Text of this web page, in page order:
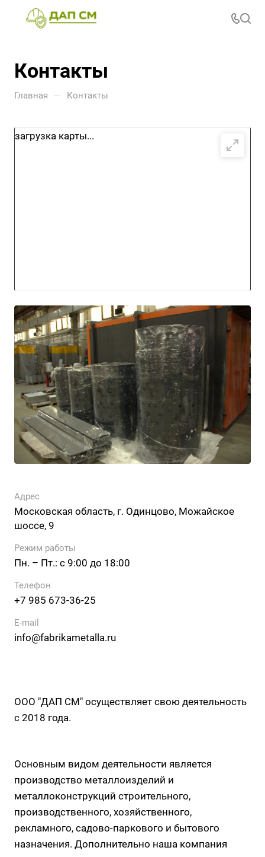
Контакты
Главная — Контакты
Адрес
Московская область, г. Одинцово, Можайское
шоссе, 9
Режим работы
Пн. – Пт.: с 9:00 до 18:00
Телефон
+7 985 673-36-25
E-mail
info@fabrikametalla.ru
ООО "ДАП СМ" осуществляет свою деятельность
с 2018 года.
Основным видом деятельности является
производство металлоизделий и
металлоконструкций строительного,
производственного, хозяйственного,
рекламного, садово-паркового и бытового
назначения. Дополнительно наша компания
загрузка карты...